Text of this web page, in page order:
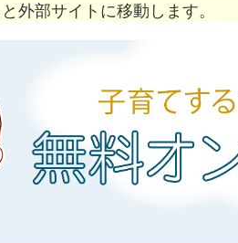
外部サイトに移動します。